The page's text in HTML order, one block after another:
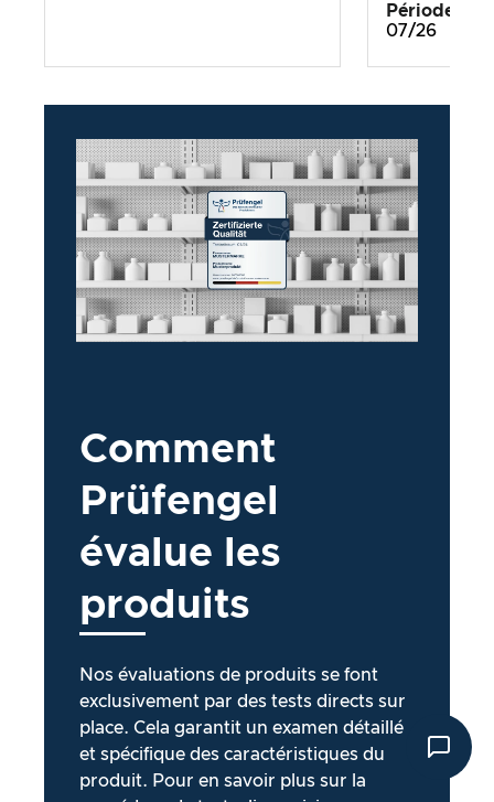
Période de
07/26
Comment
Prüfengel
évalue les
produits
Nos évaluations de produits se font
exclusivement par des tests directs sur
place. Cela garantit un examen détaillé
et spécifique des caractéristiques du
produit. Pour en savoir plus sur la